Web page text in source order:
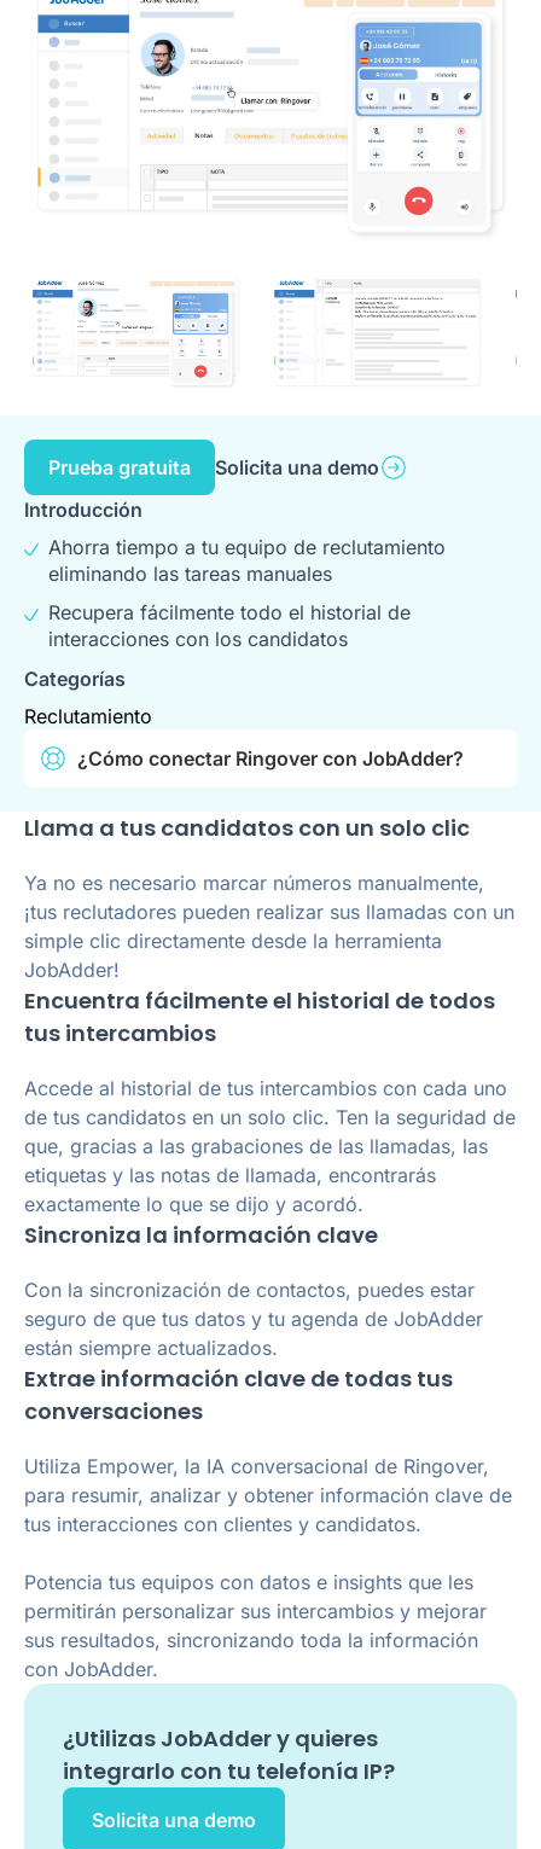
Prueba gratuita
Solicita una demo
Introducción
Ahorra tiempo a tu equipo de reclutamiento
eliminando las tareas manuales
Recupera fácilmente todo el historial de
interacciones con los candidatos
Categorías
Reclutamiento
¿Cómo conectar Ringover con JobAdder?
Llama a tus candidatos con un solo clic
Ya no es necesario marcar números manualmente,
¡tus reclutadores pueden realizar sus llamadas con un
simple clic directamente desde la herramienta
JobAdder!
Encuentra fácilmente el historial de todos
tus intercambios
Accede al historial de tus intercambios con cada uno
de tus candidatos en un solo clic. Ten la seguridad de
que, gracias a las grabaciones de las llamadas, las
etiquetas y las notas de llamada, encontrarás
exactamente lo que se dijo y acordó.
Sincroniza la información clave
Con la sincronización de contactos, puedes estar
seguro de que tus datos y tu agenda de JobAdder
están siempre actualizados.
Extrae información clave de todas tus
conversaciones
Utiliza Empower, la IA conversacional de Ringover,
para resumir, analizar y obtener información clave de
tus interacciones con clientes y candidatos.
Potencia tus equipos con datos e insights que les
permitirán personalizar sus intercambios y mejorar
sus resultados, sincronizando toda la información
con JobAdder.
¿Utilizas JobAddery quieres
integrarlo con tu telefonía IP?
Solicita una demo